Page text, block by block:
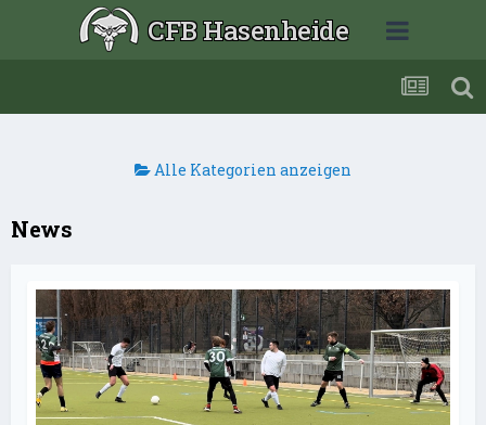
CFB Hasenheide
Alle Kategorien anzeigen
News